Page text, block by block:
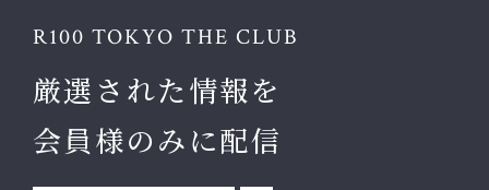
R100 TOKYO THE CLUB
厳選された情報を
会員様のみに配信